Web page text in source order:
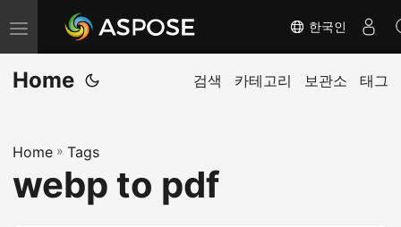
내
비
게
전
환
한국인
Home 검색 카테고리 보관소 태그
Home » Tags
webp to pdf